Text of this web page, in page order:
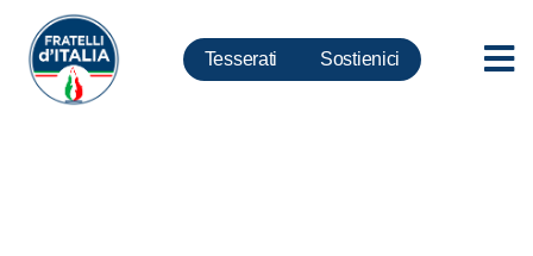
Tesserati Sostienici